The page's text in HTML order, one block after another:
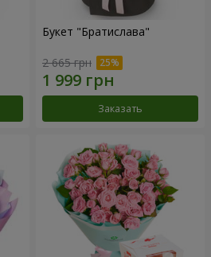
Букет "Братислава"
2 665 грн
Заказать